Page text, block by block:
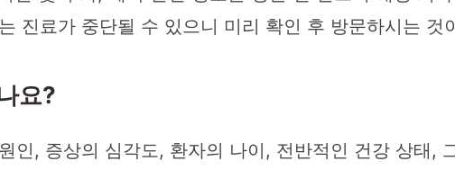
진료가 중단될 수 있으니 미리 확인 후 방문하시는 것
요?
인, 증상의 심각도, 환자의 나이, 전반적인 건강 상태,